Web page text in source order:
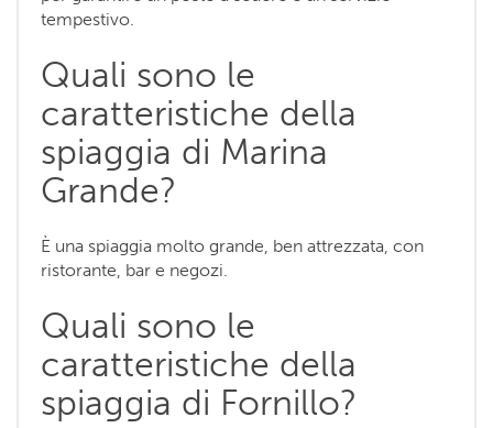
tempestivo.
Quali sono le
caratteristiche della
spiaggia di Marina
Grande?
È una spiaggia molto grande, ben attrezzata, con
ristorante, bar e negozi.
Quali sono le
caratteristiche della
spiaggia di Fornillo?